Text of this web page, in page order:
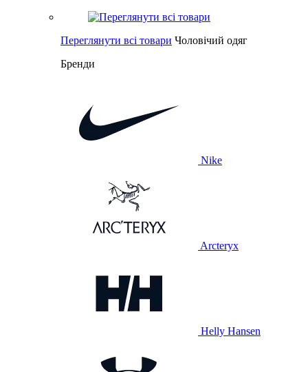
Переглянути всі товари Чоловічий одяг
Бренди
Nike
Arcteryx
Helly Hansen